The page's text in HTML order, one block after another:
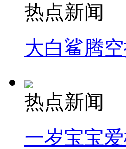
热点新闻
大白鲨腾
热点新闻
一岁宝宝